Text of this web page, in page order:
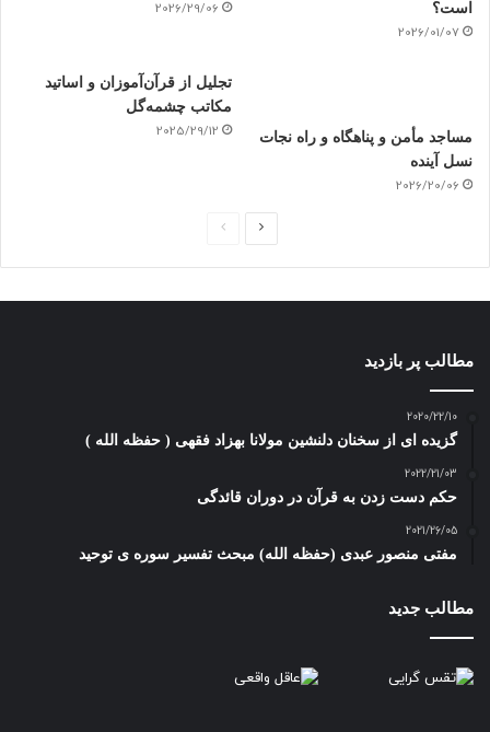
است؟
2026/01/07
2026/29/06
مساجد مأمن و پناهگاه و راه نجات
نسل آینده
2026/20/06
تجلیل از قرآن‌آموزان و اساتید
مکاتب چشمه‌گل
2025/29/12
ی
ی
مطالب پر بازدید
2020/22/10
گزیده ای از سخنان دلنشین مولانا بهزاد فقهی ( حفظه الله )
2022/21/03
حکم دست زدن به قرآن در دوران قائدگی
2021/26/05
مفتی منصور عبدی (حفظه الله) مبحث تفسیر سوره ی توحید
مطالب جدید